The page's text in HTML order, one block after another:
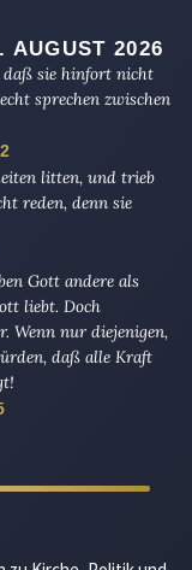
AUGUST 2026
daß sie hinfort nicht
sprechen zwischen
litten, und trieb
reden, denn sie
Gott andere als
liebt. Doch
Wenn nur diejenigen,
daß alle Kraft